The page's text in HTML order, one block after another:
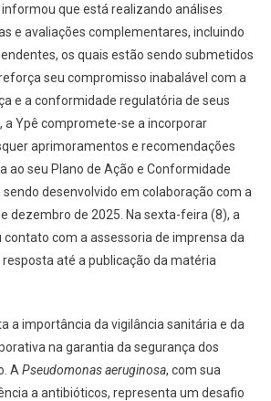
que está realizando análises
e avaliações complementares, incluindo
os quais estão sendo submetidos
seu compromisso inabalável com a
e a conformidade regulatória de seus
a Ypê compromete-se a incorporar
aprimoramentos e recomendações
ao seu Plano de Ação e Conformidade
sendo desenvolvido em colaboração com a
dezembro de 2025. Na sexta-feira (8), a
com a assessoria de imprensa da
até a publicação da matéria
a importância da vigilância sanitária e da
na garantia da segurança dos
A Pseudomonas aeruginosa, com sua
a antibióticos, representa um desafio